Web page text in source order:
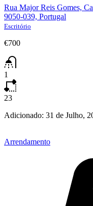
Rua Major Reis Gomes,
9050-039, Portugal
Escritório
€700
1
23
Adicionado: 31 de Julho,
Arrendamento